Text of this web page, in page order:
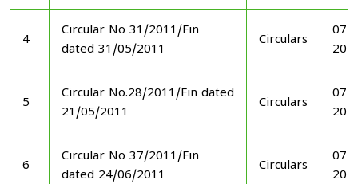
4
Circular No 31/2011/Fin
dated 31/05/2011
Circulars
07-
5
Circular No.28/2011/Fin dated
21/05/2011
Circulars
07-
6
Circular No 37/2011/Fin
dated 24/06/2011
Circulars
07-